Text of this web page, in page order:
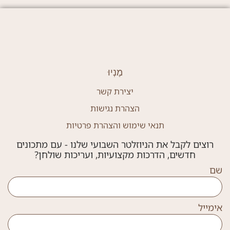
מֶנְיוּ
יצירת קשר
הצהרת נגישות
תנאי שימוש והצהרת פרטיות
רוצים לקבל את הניוזלטר השבועי שלנו - עם מתכונים
חדשים, הדרכות מקצועיות, ועריכות שולחן?
שם
אימייל